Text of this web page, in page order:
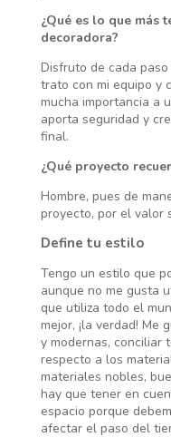
¿Qué es lo que más
decoradora?
Disfruto de cada
trato con mi equipo y
mucha importancia a
aporta seguridad y
final.
¿Qué proyecto
Hombre, pues de
proyecto, por el valor
Define tu estilo
Tengo un estilo que
aunque no me gusta
que utiliza todo el
mejor, ¡la verdad! Me
y modernas, conciliar
respecto a los
materiales nobles,
hay que tener en
espacio porque
afectar el paso del